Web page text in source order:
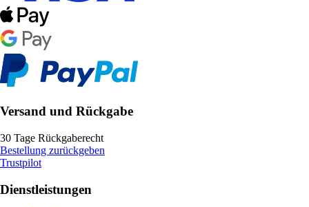
Versand und Rückgabe
30 Tage Rückgaberecht
Bestellung zurückgeben
Trustpilot
Dienstleistungen